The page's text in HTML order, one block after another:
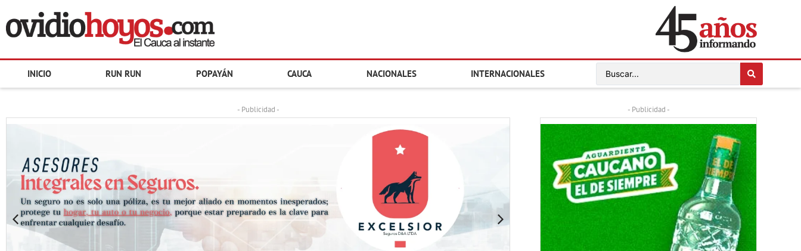
INICIO RUN RUN POPAYÁN CAUCA NACIONALES INTERNACIONALES
- Publicidad - - Publicidad -